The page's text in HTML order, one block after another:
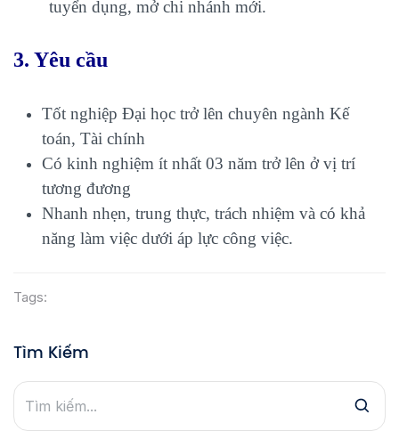
tuyển dụng, mở chi nhánh mới.
3. Yêu cầu
Tốt nghiệp Đại học trở lên chuyên ngành Kế
toán, Tài chính
Có kinh nghiệm ít nhất 03 năm trở lên ở vị trí
tương đương
Nhanh nhẹn, trung thực, trách nhiệm và có khả
năng làm việc dưới áp lực công việc.
Tags:
Tìm Kiếm